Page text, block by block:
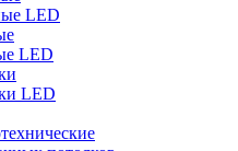
LED
LED
LED